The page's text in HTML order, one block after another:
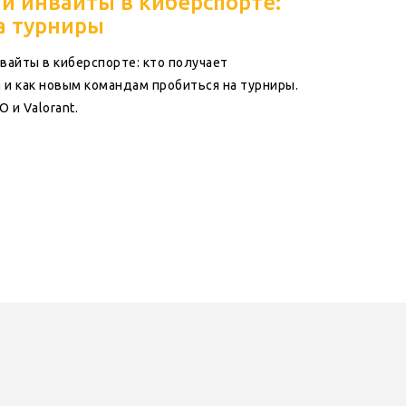
турниры
в киберспорте: кто получает
как новым командам пробиться на турниры.
и Valorant.